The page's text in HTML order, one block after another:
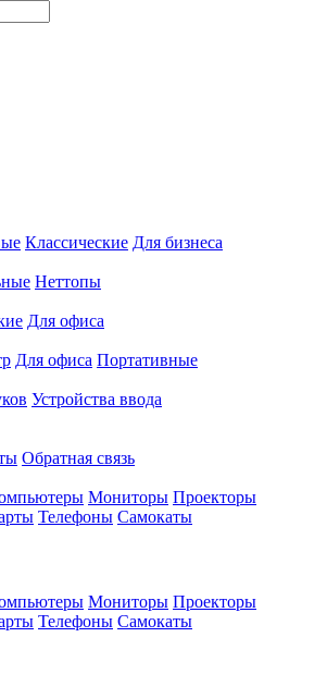
Классические Для бизнеса
Неттопы
Для офиса
Для офиса Портативные
Устройства ввода
Обратная связь
Мониторы Проекторы
Телефоны Самокаты
Мониторы Проекторы
Телефоны Самокаты